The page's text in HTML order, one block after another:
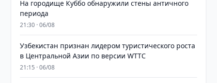
На городище Куббо обнаружили стены античного
периода
21:30 · 06/08
Узбекистан признан лидером туристического роста
в Центральной Азии по версии WTTC
21:15 · 06/08